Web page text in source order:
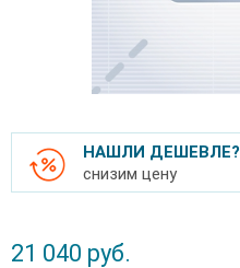
НАШЛИ ДЕШЕВЛЕ?
снизим цену
21 040 руб.